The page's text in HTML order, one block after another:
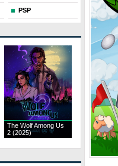
PSP
The Wolf Among Us
2 (2025)